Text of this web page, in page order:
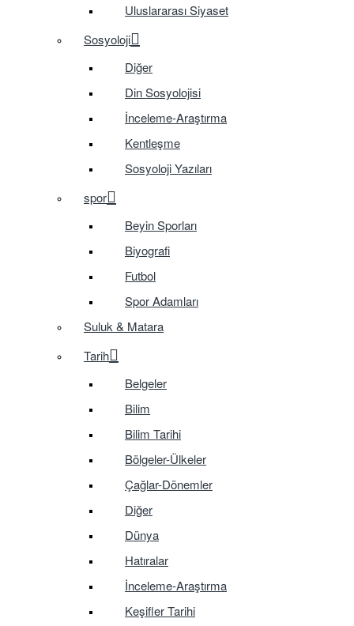
Uluslararası Siyaset
Sosyoloji
Diğer
Din Sosyolojisi
İnceleme-Araştırma
Kentleşme
Sosyoloji Yazıları
spor
Beyin Sporları
Biyografi
Futbol
Spor Adamları
Suluk & Matara
Tarih
Belgeler
Bilim
Bilim Tarihi
Bölgeler-Ülkeler
Çağlar-Dönemler
Diğer
Dünya
Hatıralar
İnceleme-Araştırma
Keşifler Tarihi